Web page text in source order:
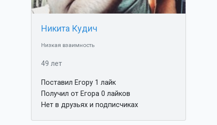
Никита Кудич
Низкая взаимность
49 лет
Поставил Егору 1 лайк
Получил от Егора 0 лайков
Нет в друзьях и подписчиках